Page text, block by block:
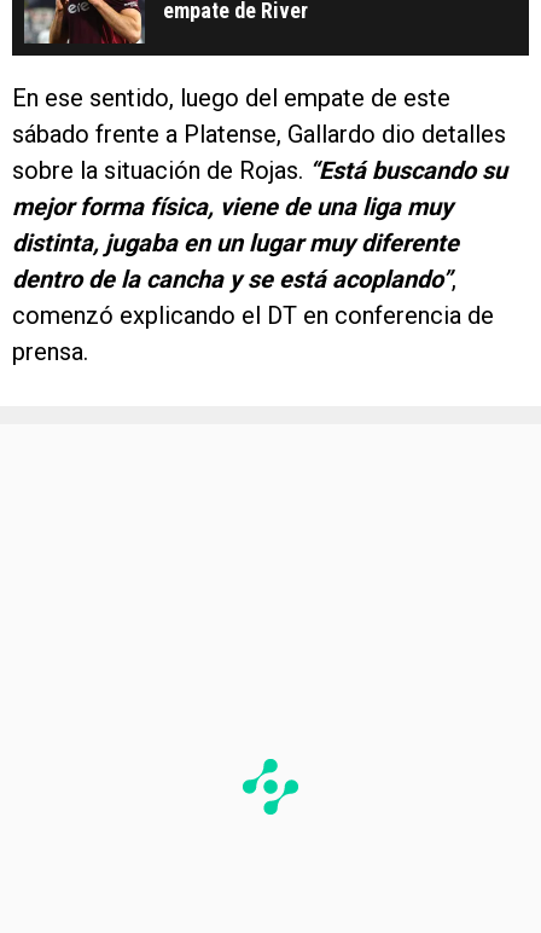
empate de River
En ese sentido, luego del empate de este
sábado frente a Platense, Gallardo dio detalles
sobre la situación de Rojas. “Está buscando su
mejor forma física, viene de una liga muy
distinta, jugaba en un lugar muy diferente
dentro de la cancha y se está acoplando”,
comenzó explicando el DT en conferencia de
prensa.